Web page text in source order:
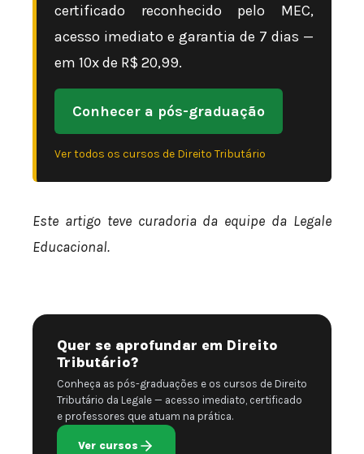
certificado reconhecido pelo MEC,
acesso imediato e garantia de 7 dias —
em 10x de R$ 20,99.
Conhecer a pós-graduação
Ver todos os cursos de Direito Tributário
Este artigo teve curadoria da equipe da Legale
Educacional.
Quer se aprofundar em Direito
Tributário?
Conheça as pós-graduações e os cursos de Direito
Tributário da Legale — acesso imediato, certificado
e professores que atuam na prática.
Ver cursos